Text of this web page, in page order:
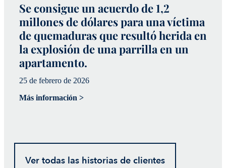
Se consigue un acuerdo de 1,2
millones de dólares para una víctima
de quemaduras que resultó herida en
la explosión de una parrilla en un
apartamento.
25 de febrero de 2026
Más información >
Ver todas las historias de clientes